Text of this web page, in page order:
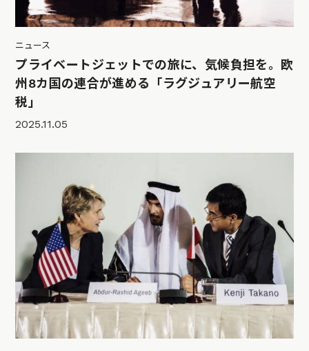
ニュース
プライベートジェットでの旅に、気候負担を。欧
州8カ国の連合が進める「ラグジュアリー航空
税」
2025.11.05